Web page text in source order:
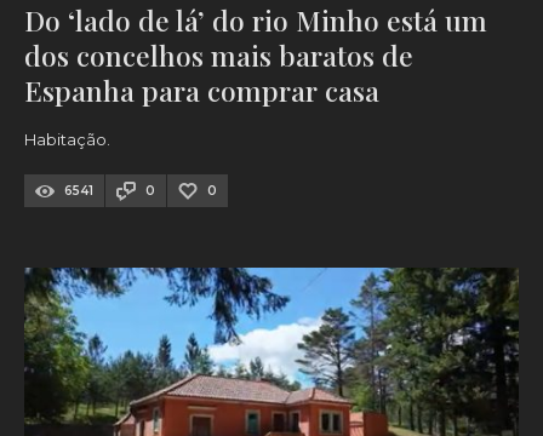
Do ‘lado de lá’ do rio Minho está um
dos concelhos mais baratos de
Espanha para comprar casa
Habitação.
6541 0 0